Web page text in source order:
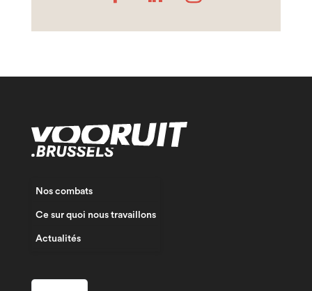
Nos combats
Ce sur quoi nous travaillons
Actualités